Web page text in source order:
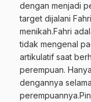
dengan menjadi
target dijalani
menikah.Fahri
tidak mengenal
artikulatif saat
perempuan.
dengannya